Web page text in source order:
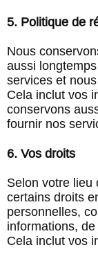
5. Politique de
Nous
aussi
services et
Cela inclut vos
conservons
fournir nos
6. Vos droits
Selon votre lieu
certains droits
personnelles,
informations,
Cela inclut vos